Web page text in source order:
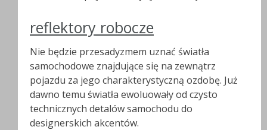
reflektory robocze
Nie będzie przesadyzmem uznać światła
samochodowe znajdujące się na zewnątrz
pojazdu za jego charakterystyczną ozdobę. Już
dawno temu światła ewoluowały od czysto
technicznych detalów samochodu do
designerskich akcentów.